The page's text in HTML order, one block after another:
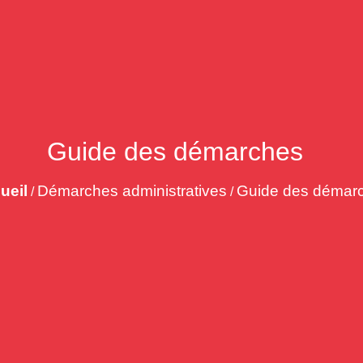
Guide des démarches
/ Démarches administratives / Guide des